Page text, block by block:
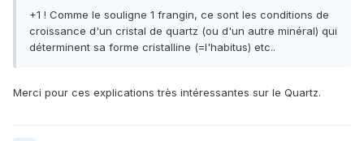
+1 ! Comme le souligne 1 frangin, ce sont les conditions de
croissance d'un cristal de quartz (ou d'un autre minéral) qui
déterminent sa forme cristalline (=l'habitus) etc..
Merci pour ces explications très intéressantes sur le Quartz.